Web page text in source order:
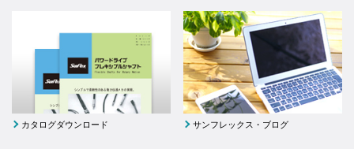
カタログダウンロード サンフレックス・ブログ